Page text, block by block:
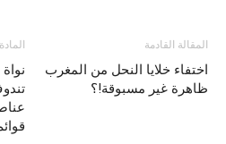
المقالة القادمة
اختفاء خلايا النحل من المغرب
ظاهرة غير مسبوقة!؟